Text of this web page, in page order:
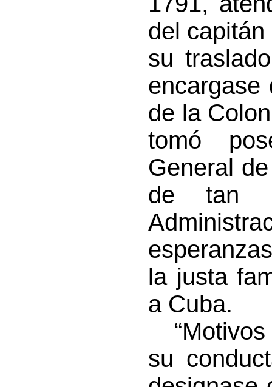
del
su
encargase
de la
tomó
General
de tan
la justa
a Cuba.
“Motivos
su